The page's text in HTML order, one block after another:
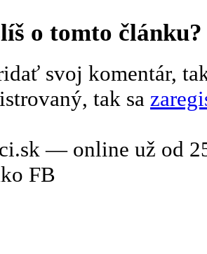
o tomto článku?
svoj komentár,
tak sa
— online už od
FB